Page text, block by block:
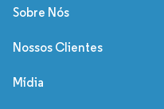
Sobre Nós
Nossos Clientes
Mídia